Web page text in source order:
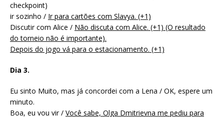
checkpoint)
ir sozinho / Ir para cartões com Slavya. (+1)
Discutir com Alice / Não discuta com Alice. (+1) (O resultado
do torneio não é importante).
Depois do jogo vá para o estacionamento. (+1)
Dia 3.
Eu sinto Muito, mas já concordei com a Lena / OK, espere um
minuto.
Boa, eu vou vir / Você sabe, Olga Dmitrievna me pediu para